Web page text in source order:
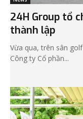
24H Group tổ
thành lập
Vừa qua, trên sân
Công ty Cổ phần...